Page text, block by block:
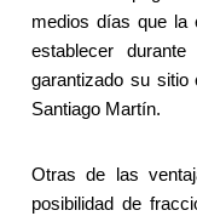
medios días que la
establecer
garantizado su sitio
Santiago Martín.
Otras de las
posibilidad de